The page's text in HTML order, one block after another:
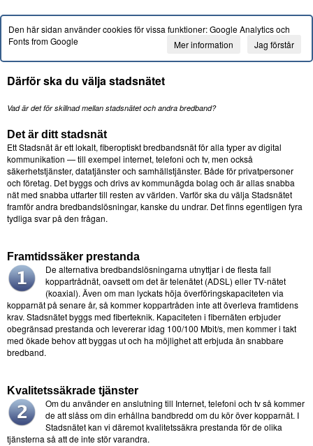
Den här sidan använder cookies för vissa funktioner: Google Analytics och
Fonts from Google
Jag förstår
Mer information
Därför ska du välja stadsnätet
Vad är det för skillnad mellan stadsnätet och andra bredband?
Det är ditt stadsnät
Ett Stadsnät är ett lokalt, fiberoptiskt bredbandsnät för alla typer av digital
kommunikation — till exempel internet, telefoni och tv, men också
säkerhetstjänster, datatjänster och samhällstjänster. Både för privatpersoner
och företag. Det byggs och drivs av kommunägda bolag och är allas snabba
nät med snabba utfarter till resten av världen. Varför ska du välja Stadsnätet
framför andra bredbandslösningar, kanske du undrar. Det finns egentligen fyra
tydliga svar på den frågan.
Framtidssäker prestanda
De alternativa bredbandslösningarna utnyttjar i de flesta fall
koppartrådnät, oavsett om det är telenätet (ADSL) eller TV-nätet
(koaxial). Även om man lyckats höja överföringskapaciteten via
kopparnät på senare år, så kommer koppartråden inte att överleva framtidens
krav. Stadsnätet byggs med fiberteknik. Kapaciteten i fibernäten erbjuder
obegränsad prestanda och levererar idag 100/100 Mbit/s, men kommer i takt
med ökade behov att byggas ut och ha möjlighet att erbjuda än snabbare
bredband.
Kvalitetssäkrade tjänster
Om du använder en anslutning till Internet, telefoni och tv så kommer
de att slåss om din erhållna bandbredd om du kör över kopparnät. I
Stadsnätet kan vi däremot kvalitetssäkra prestanda för de olika
tjänsterna så att de inte stör varandra.